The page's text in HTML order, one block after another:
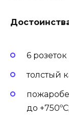
6
толстый
до +750ºС;